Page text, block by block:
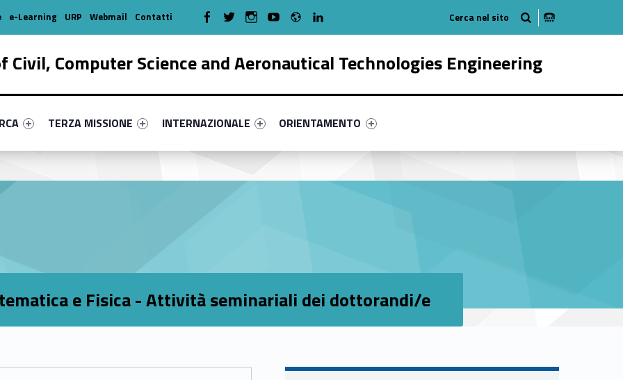
Civil, Computer Science and Aeronautical Technologies Engineering
primary-79655-17
#link-menu-primary-59382-38
Link identifier #link-menu-primary-67844-51
TERZA MISSIONE
Link identifier #link-menu-primary-40047-58
INTERNAZIONALE
Link identifier #link-menu-primary-35077-68
ORIENTAMENTO
e-Learning URP Webmail Contatti WebMan on Facebook
WebMan on TwitterWebMan on Instagram
WebMan on Youtube
Radio
e Fisica - Attività seminariali dei dottorandi/e